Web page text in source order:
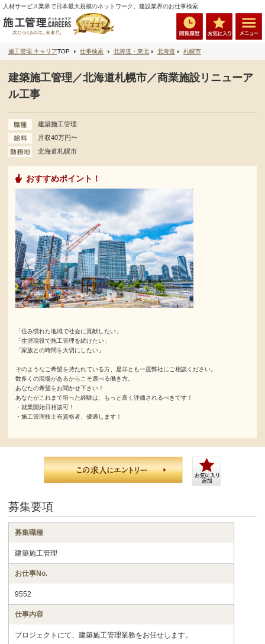
人材サービス業界で日本最大規模のネットワーク、建設業界のお仕事検索
施工管理.キャリアTOP 仕事検索 北海道・東北 北海道 札幌市
建築施工管理／北海道札幌市／商業施設リニューア
ル工事
建築施工管理
月収40万円〜
北海道札幌市
おすすめポイント！
「住み慣れた地域で社会に貢献したい」
「生涯現役で施工管理を続けたい」
「家族との時間を大切にしたい」
そのようなご希望を持たれている方、是非とも一度弊社にご相談ください。
数多くの現場があるからこそ選べる働き方。
あなたの希望をお聞かせ下さい！
あなたがこれまで培った経験は、もっと高く評価されるべきです！
・就業開始日相談可！
・施工管理技士有資格者、優遇します！
募集要項
募集職種
建築施工管理
お仕事No.
9552
仕事内容
プロジェクトにて、建築施工管理業務をお任せします。